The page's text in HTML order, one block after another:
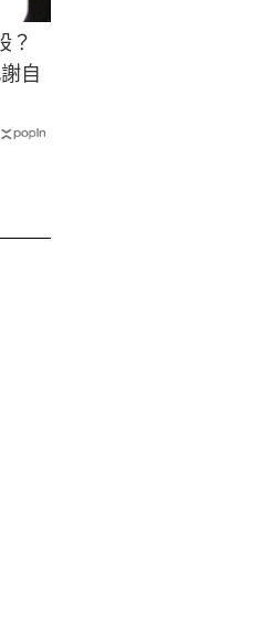
？
自